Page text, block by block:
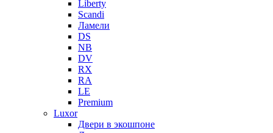
Liberty
Scandi
Ламели
DS
NB
DV
RX
RA
LE
Premium
Luxor
Двери в экошпоне